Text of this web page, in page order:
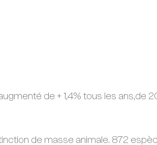
de + 1,4% tous les
de masse animale. 872